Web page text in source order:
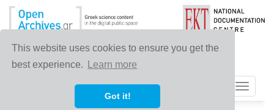
This website uses cookies to ensure you get the
best experience.
Learn more
Got it!
Toggle